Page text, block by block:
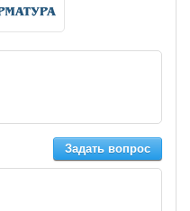
Задать вопрос